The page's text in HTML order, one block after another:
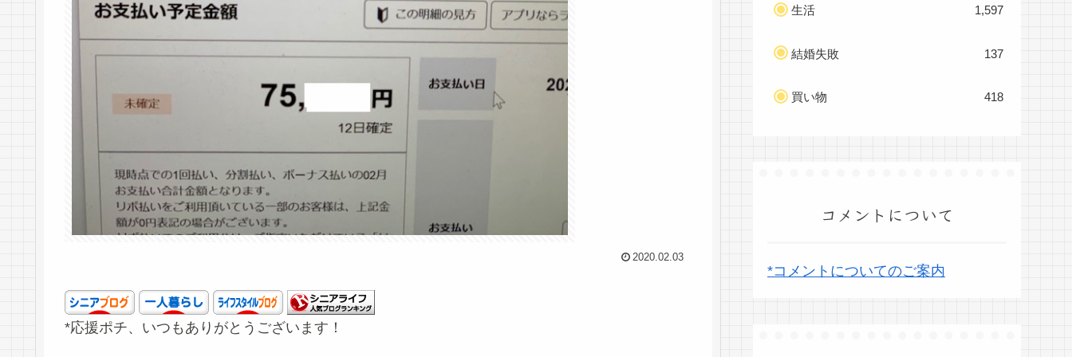
2020.02.03
*応援ポチ、いつもありがとうございます！
生活 1,597
結婚失敗 137
買い物 418
コメントについて
*コメントについてのご案内